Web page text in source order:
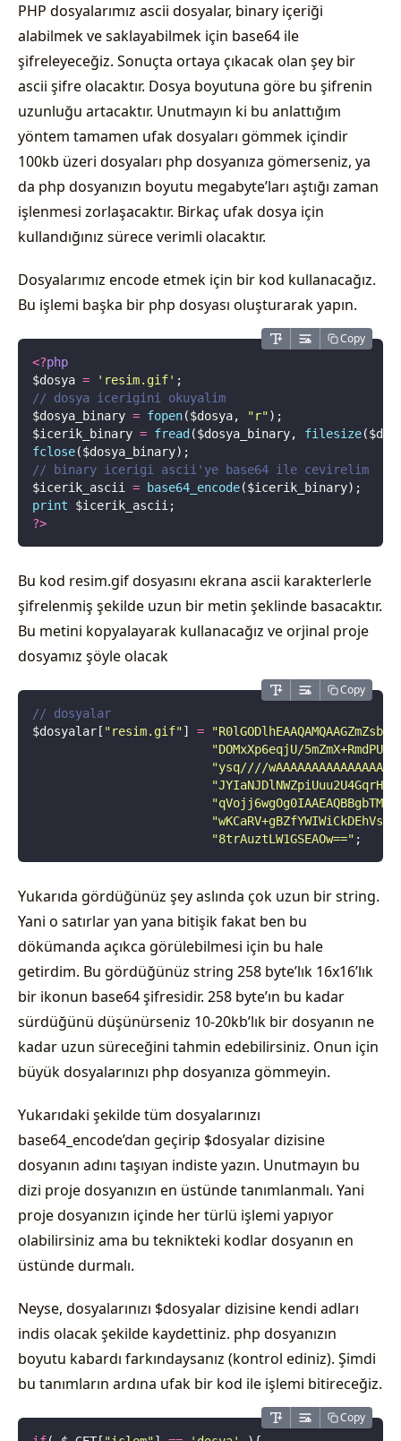
PHP dosyalarımız ascii dosyalar, binary içeriği
alabilmek ve saklayabilmek için base64 ile
şifreleyeceğiz. Sonuçta ortaya çıkacak olan şey bir
ascii şifre olacaktır. Dosya boyutuna göre bu şifrenin
uzunluğu artacaktır. Unutmayın ki bu anlattığım
yöntem tamamen ufak dosyaları gömmek içindir
100kb üzeri dosyaları php dosyanıza gömerseniz, ya
da php dosyanızın boyutu megabyte’ları aştığı zaman
işlenmesi zorlaşacaktır. Birkaç ufak dosya için
kullandığınız sürece verimli olacaktır.
Dosyalarımız encode etmek için bir kod kullanacağız.
Bu işlemi başka bir php dosyası oluşturarak yapın.
Copy
<?php
$dosya = ' resim.gif' ;
// dosya icerigini okuyalim
$dosya_binary = fopen($dosya, "r");
$icerik_binary = fread ($dosya_binary, filesize
fclose($dosya_binary);
// binary icerigi ascii'ye base64 ile cevirelim
$icerik_ascii = base64_encode($icerik_binary);
print $icerik_ascii;
?>
Bu kod resim.gif dosyasını ekrana ascii karakterlerle
şifrelenmiş şekilde uzun bir metin şeklinde basacaktır.
Bu metini kopyalayarak kullanacağız ve orjinal proje
dosyamız şöyle olacak
Copy
// dosyalar
$dosyalar[ "resim.gif"] = "
                         "
DOMxXp6eqjU/
                         "
ysq////
                         "
                         "
                         "
                         "
8trAuztLW1GSEAOw==" ;
Yukarıda gördüğünüz şey aslında çok uzun bir string.
Yani o satırlar yan yana bitişik fakat ben bu
dökümanda açıkca görülebilmesi için bu hale
getirdim. Bu gördüğünüz string 258 byte’lık 16x16’lık
bir ikonun base64 şifresidir. 258 byte’ın bu kadar
sürdüğünü düşünürseniz 10-20kb’lık bir dosyanın ne
kadar uzun süreceğini tahmin edebilirsiniz. Onun için
büyük dosyalarınızı php dosyanıza gömmeyin.
Yukarıdaki şekilde tüm dosyalarınızı
base64_encode’dan geçirip $dosyalar dizisine
dosyanın adını taşıyan indiste yazın. Unutmayın bu
dizi proje dosyanızın en üstünde tanımlanmalı. Yani
proje dosyanızın içinde her türlü işlemi yapıyor
olabilirsiniz ama bu teknikteki kodlar dosyanın en
üstünde durmalı.
Neyse, dosyalarınızı $dosyalar dizisine kendi adları
indis olacak şekilde kaydettiniz. php dosyanızın
boyutu kabardı farkındaysanız (kontrol ediniz). Şimdi
bu tanımların ardına ufak bir kod ile işlemi bitireceğiz.
Copy